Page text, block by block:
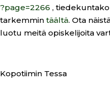
?page=2266 ,
tarkemmin täältä. Ota
luotu meitä opiskelijoita
Kopotiimin Tessa